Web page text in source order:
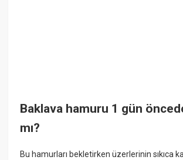
Baklava hamuru 1 gün
mı?
Bu hamurları bekletirken üzerlerinin sıkıca